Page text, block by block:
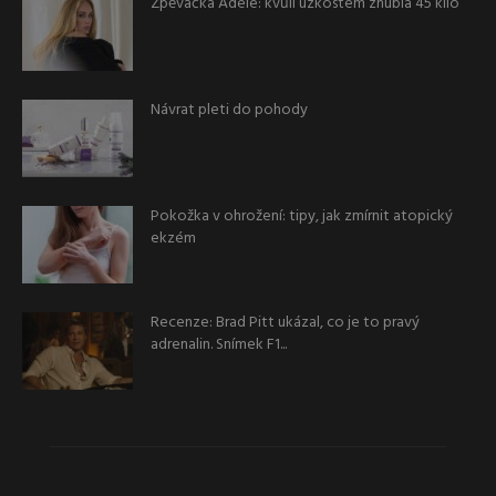
Návrat pleti do pohody
Pokožka v ohrožení: tipy, jak zmírnit atopický
ekzém
Recenze: Brad Pitt ukázal, co je to pravý
adrenalin. Snímek F1...